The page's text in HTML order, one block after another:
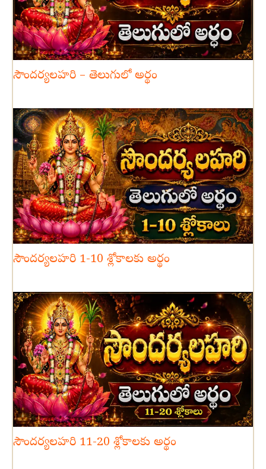
సౌందర్యలహరి – తెలుగులో అర్థం
సౌందర్యలహరి 1-10 శ్లోకాలకు అర్థం
సౌందర్యలహరి 11-20 శ్లోకాలకు అర్థం